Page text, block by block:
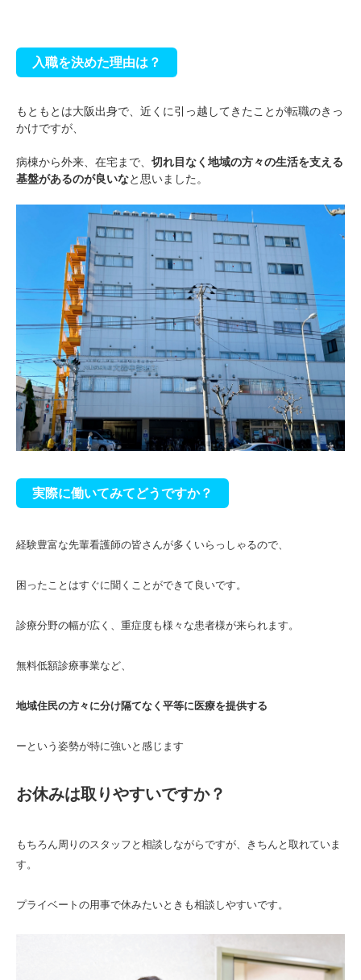
入職を決めた理由は？
もともとは大阪出身で、近くに引っ越してきたことが転職のきっ
かけですが、
病棟から外来、在宅まで、 切れ目なく地域の方々の生活を支える
基盤があるのが良いなと思いました 。
実際に働いてみてどうですか？
経験豊富な先輩看護師の皆さんが多くいらっしゃるので、
困ったことはすぐに聞くことができて良いです。
診療分野の幅が広く、重症度も様々な患者様が来られます。
無料低額診療事業など、
地域住民の方々に分け隔てなく平等に医療を提供する
ーという姿勢が特に強いと感じます
お休みは取りやすいですか？
もちろん周りのスタッフと相談しながらですが、きちんと取れていま
す。
プライベートの用事で休みたいときも相談しやすいです。